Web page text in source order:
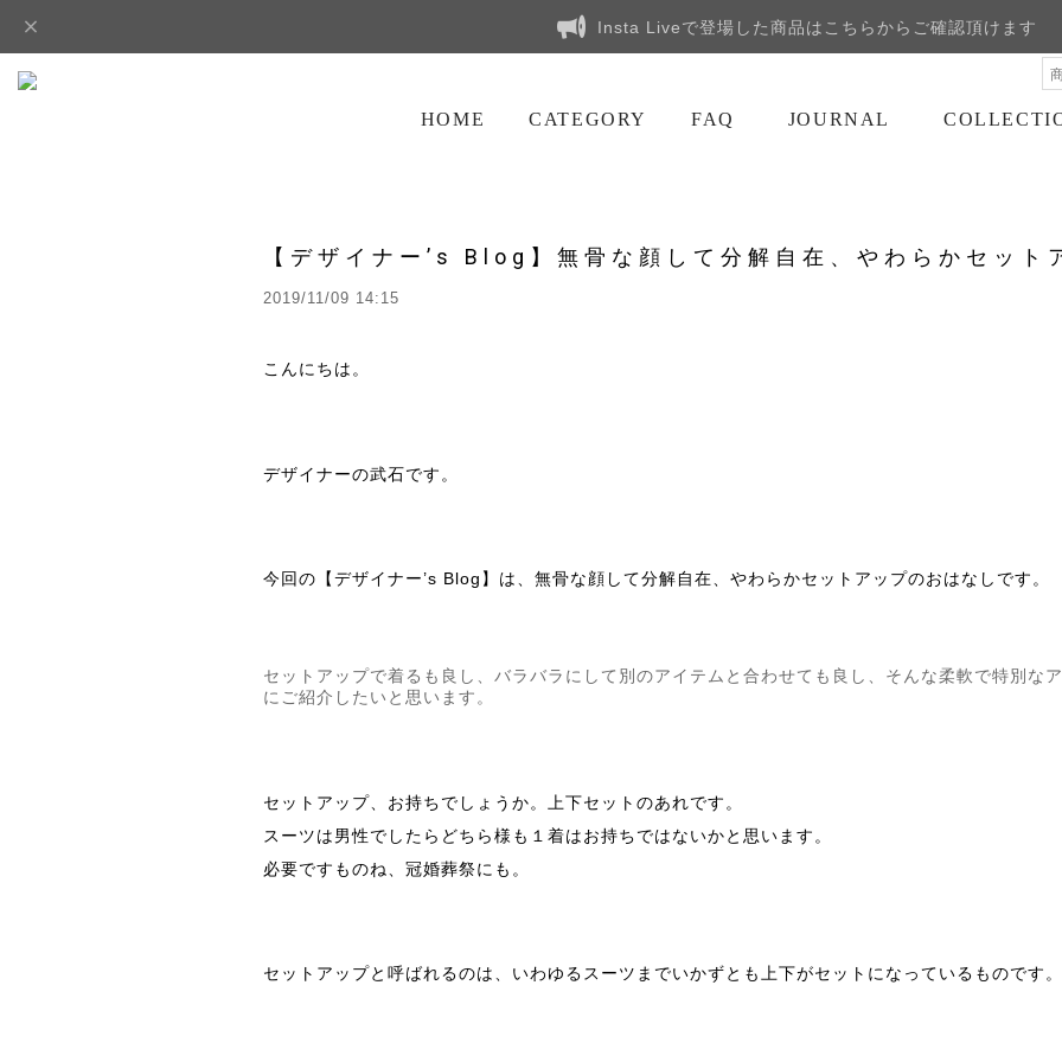
Insta Liveで登場した商品はこちらからご確認頂けます
HOME CATEGORY FAQ JOURNAL
【デザイナー’s Blog】無骨な顔して分解自在、やわらかセット
2019/11/09 14:15
こんにちは。
デザイナーの武石です。
今回の【デザイナー’s Blog】は、無骨な顔して分解自在、 やわらかセットアップのおはなしです。
セットアップで着るも良し、バラバラにして別のアイテムと合わせても良し、そんな柔軟で特別な
にご紹介したいと思います。
セットアップ、お持ちでしょうか。上下セットのあれです。
スーツは男性でしたらどちら様も１着はお持ちではないかと思いま す。
必要ですものね、冠婚葬祭にも。
セットアップと呼ばれるのは、 いわゆるスーツまでいかずとも上下がセットになっているものです。